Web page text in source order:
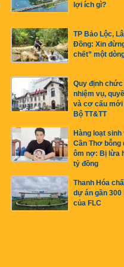
lợi ích gì?
TP Bảo Lộc,
Đồng: Xin
chết” một
Quy định chức
nhiệm vụ,
và cơ cấu mới
Bộ TT&TT
Hàng loạt sinh
Cần Thơ bỗng
ôm nợ: Bị lừa
tỷ đồng
Thanh Hóa
dự án gần 300
của FLC